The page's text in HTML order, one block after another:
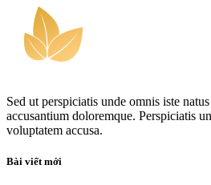
Sed ut perspiciatis unde omnis iste
accusantium doloremque. Perspiciatis
voluptatem accusa.
Bài viết mới